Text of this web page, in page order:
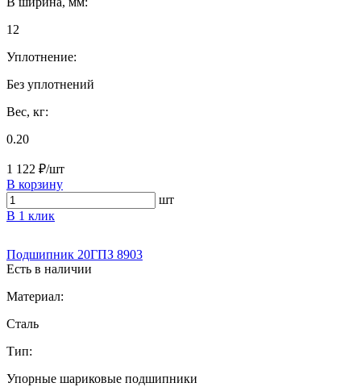
12
Уплотнение:
Без уплотнений
Вес, кг:
0.20
1 122 ₽/шт
В корзину
шт
В 1 клик
Подшипник 20ГПЗ 8903
Есть в наличии
Материал:
Сталь
Тип:
Упорные шариковые подшипники